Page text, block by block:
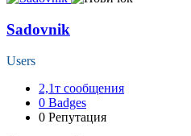
Sadovnik
Users
2,1т сообщения
0 Badges
0 Репутация